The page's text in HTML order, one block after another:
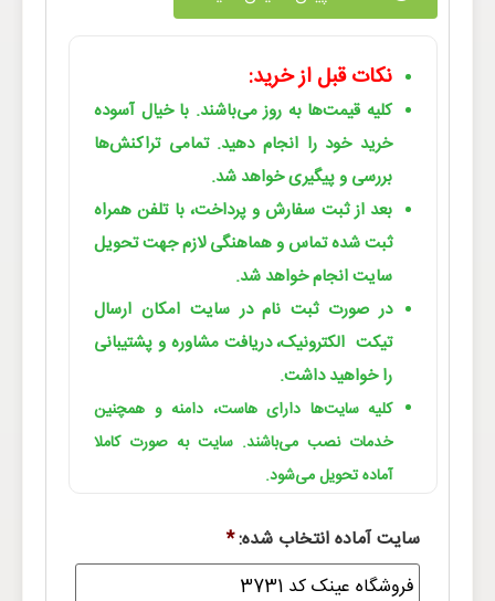
نکات قبل از خرید:
کلیه قیمت‌ها به روز می‌باشند. با خیال آسوده
خرید خود را انجام دهید. تمامی تراکنش‌ها
بررسی و پیگیری خواهد شد.
بعد از ثبت سفارش و پرداخت، با تلفن همراه
ثبت شده تماس و هماهنگی لازم جهت تحویل
سایت انجام خواهد شد.
در صورت ثبت نام در سایت امکان ارسال
تیکت الکترونیک، دریافت مشاوره و پشتیبانی
را خواهید داشت.
کلیه سایت‌ها دارای هاست، دامنه و همچنین
خدمات نصب می‌باشند. سایت به صورت کاملا
آماده تحویل می‌شود.
سایت آماده انتخاب شده:*